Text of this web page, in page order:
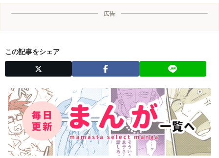
広告
この記事をシェア